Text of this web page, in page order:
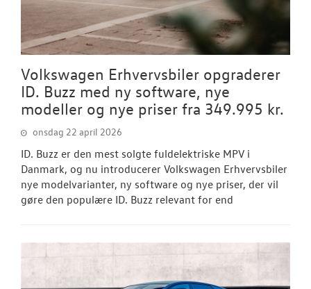
Volkswagen Erhvervsbiler opgraderer
ID. Buzz med ny software, nye
modeller og nye priser fra 349.995 kr.
onsdag 22 april 2026
ID. Buzz er den mest solgte fuldelektriske MPV i
Danmark, og nu introducerer Volkswagen Erhvervsbiler
nye modelvarianter, ny software og nye priser, der vil
gøre den populære ID. Buzz relevant for end